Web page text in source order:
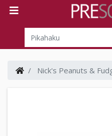
Nick's Peanuts &